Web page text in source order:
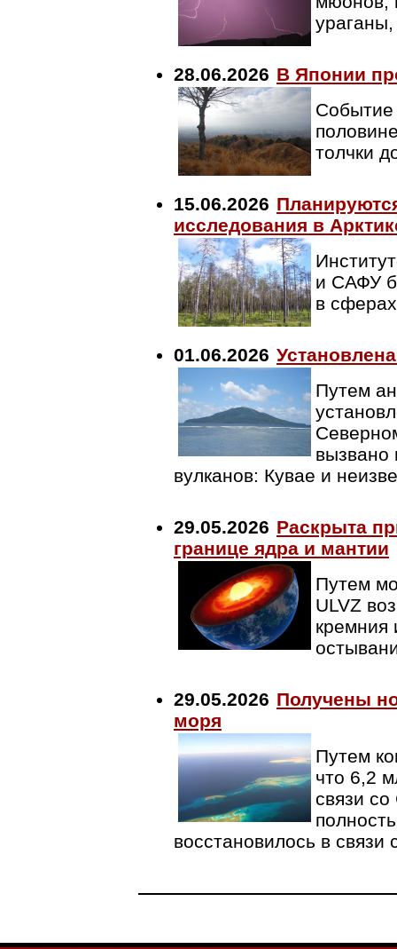
28.06.2026 В Японии
Событие
толчки
15.06.2026
исследования в
и САФУ
в
01.06.2026
Путем
вызвано
вулканов: Кувае и
29.05.2026 Раскрыта
границе ядра и мантии
Путем
ULVZ
кремния
29.05.2026 Получены
моря
Путем
что 6,2
связи
восстановилось в